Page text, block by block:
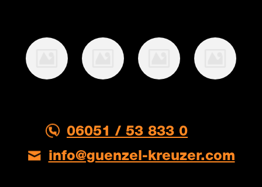
06051 / 53 833 0
info@guenzel-kreuzer.com